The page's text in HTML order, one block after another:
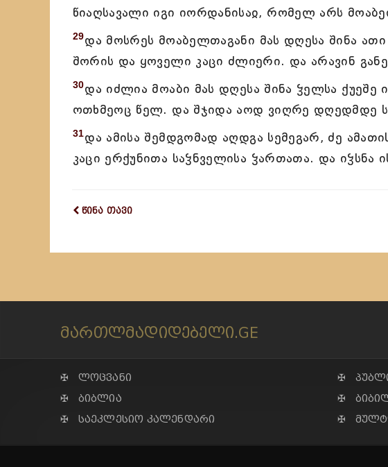
წიაღსავალი იგი იორდანისაჲ, რომელ არს
29და მოსრეს მოაბელთაგანი მას დღესა შინა
შორის და ყოველი კაცი ძლიერი. და არავინ
30და იძლია მოაბი მას დღესა შინა ჴელსა ქუეშე
ოთხმეოც წელ. და შჯიდა აოდ ვიღრე დღედმდე
31და ამისა შემდგომად აღდგა სემეგარ, ძე
კაცი ერქუნითა საჴნველისა ჴართათა. და
წინა თავი
მართლმადიდებელი.GE
✠ ლოცვანი
✠ ბიბლია
✠ საეკლესიო კალენდარი
✠
✠
✠